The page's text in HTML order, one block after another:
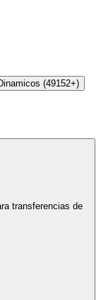
(49152+)
transferencias de